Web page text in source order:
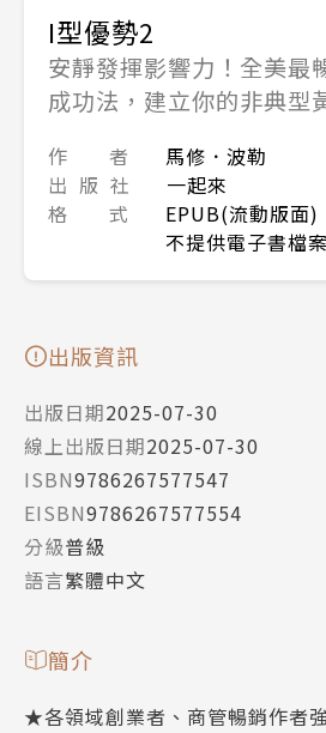
I型優勢2
安靜發揮影響力！全美最
成功法，建立你的非典型
作 者
馬修．波勒
出 版 社
一起來
格 式
EPUB(流動版面)
不提供電子書檔
出版資訊
出版日期2025-07-30
線上出版日期2025-07-30
ISBN9786267577547
EISBN9786267577554
分級普級
語言繁體中文
簡介
★各領域創業者、商管暢銷作者